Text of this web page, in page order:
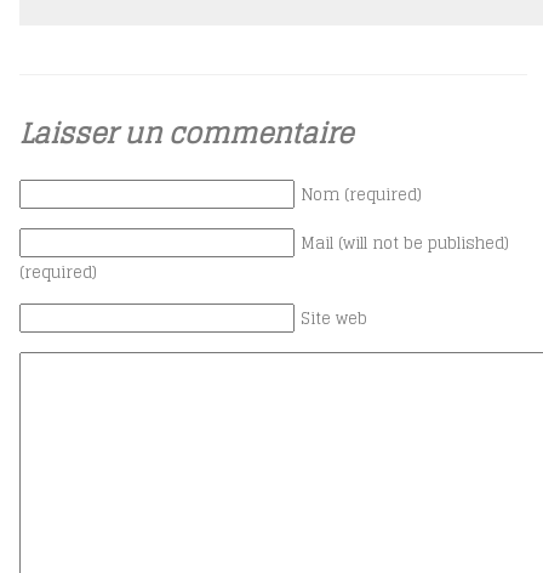
Laisser un commentaire
Nom (required)
Mail (will not be published)
(required)
Site web